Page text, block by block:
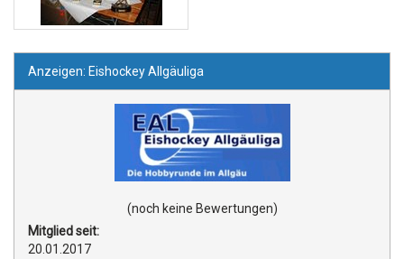
Anzeigen: Eishockey Allgäuliga
(noch keine Bewertungen)
Mitglied seit:
20.01.2017